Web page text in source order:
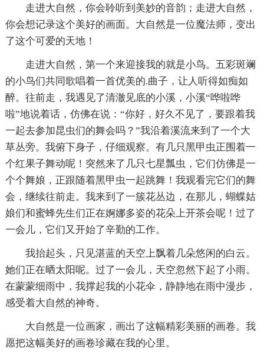
走进大自然，你会聆听到美妙的音韵；走进大自然，
你会想记录这个美好的画面。大自然是一位魔法师，变出
了这个可爱的天地！
走进大自然，第一个来迎接我的就是小鸟。五彩斑斓
的小鸟们共同歌唱着一首优美的.曲子，让人听得如痴如
醉。往前走，我遇见了清澈见底的小溪，小溪“哗啦哗
啦”地说着话，仿佛在说：“你好，好久不见了，要跟着我
一起去参加昆虫们的舞会吗？”我沿着溪流来到了一个大
草丛旁。我俯下身子，仔细观察。有几只黑甲虫正围着一
个红果子舞动呢！突然来了几只七星瓢虫，它们仿佛是一
个个舞娘，正跟随着黑甲虫一起跳舞！我观看完它们的舞
会，继续往前走。我来到了一簇花丛边，在那儿，蝴蝶姑
娘们和蜜蜂先生们正在婀娜多姿的花朵上开茶会呢！过了
一会儿，它们又开始了辛勤的工作。
我抬起头，只见湛蓝的天空上飘着几朵悠闲的白云。
她们正在晒太阳呢。过了一会儿，天空忽然下起了小雨。
在蒙蒙细雨中，我撑起我的小花伞，静静地在雨中漫步，
感受着大自然的神奇。
大自然是一位画家，画出了这幅精彩美丽的画卷。我
愿把这幅美好的画卷珍藏在我的心里。